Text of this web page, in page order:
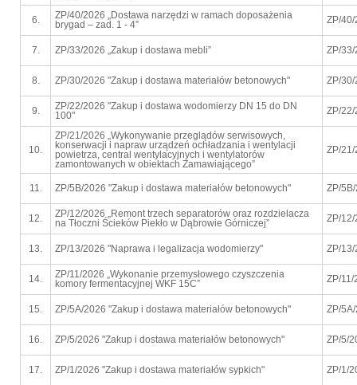
6.
ZP/40/2026 „Dostawa narzędzi w ramach doposażenia
brygad – zad. 1 - 4”
ZP/
7. ZP/33/2026 „Zakup i dostawa mebli” ZP/
8. ZP/30/2026 "Zakup i dostawa materiałów betonowych" ZP/
9.
ZP/22/2026 "Zakup i dostawa wodomierzy DN 15 do DN
100"
ZP/
10.
ZP/21/2026 „Wykonywanie przeglądów serwisowych,
konserwacji i napraw urządzeń ochładzania i wentylacji
powietrza, central wentylacyjnych i wentylatorów
zamontowanych w obiektach Zamawiającego”
ZP/
11. ZP/5B/2026 "Zakup i dostawa materiałów betonowych" ZP/
12.
ZP/12/2026 „Remont trzech separatorów oraz rozdzielacza
na Tłoczni Ścieków Piekło w Dąbrowie Górniczej”
ZP/
13. ZP/13/2026 "Naprawa i legalizacja wodomierzy" ZP/
14.
ZP/11/2026 „Wykonanie przemysłowego czyszczenia
komory fermentacyjnej WKF 15C”
ZP/11/
15. ZP/5A/2026 "Zakup i dostawa materiałów betonowych" ZP/
16. ZP/5/2026 "Zakup i dostawa materiałów betonowych" ZP/5/
17. ZP/1/2026 "Zakup i dostawa materiałów sypkich" ZP/1/